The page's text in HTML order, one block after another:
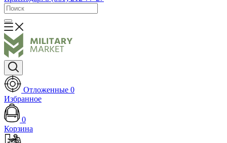
Отложенные 0
Избранное
0
Корзина